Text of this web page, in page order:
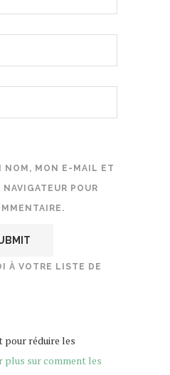
NOM, MON E-MAIL ET
POUR
À VOTRE LISTE DE
pour réduire les
plus sur comment les